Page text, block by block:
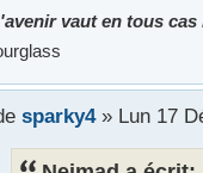
vaut en tous
sparky4» Lun 17